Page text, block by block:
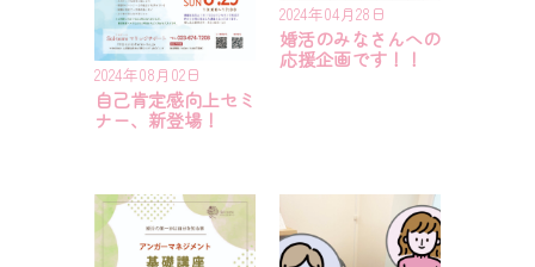
2024年08月02日
自己肯定感向上セミ
ナー、新登場！
2024年04月28日
婚活のみなさんへの
応援企画です！！